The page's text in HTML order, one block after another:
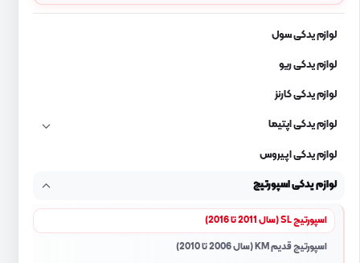
لوازم یدکی سول
لوازم یدکی ریو
لوازم یدکی کارنز
لوازم یدکی اپتیما
لوازم یدکی اپیروس
لوازم یدکی اسپورتیج
اسپورتیج SL (سال 2011 تا 2016)
اسپورتیج قدیم KM (سال 2006 تا 2010)